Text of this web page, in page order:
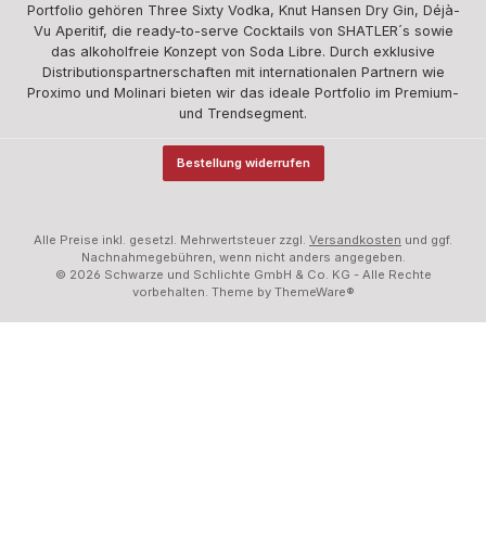
Portfolio gehören Three Sixty Vodka, Knut Hansen Dry Gin, Déjà-
Vu Aperitif, die ready-to-serve Cocktails von SHATLER´s sowie
das alkoholfreie Konzept von Soda Libre. Durch exklusive
Distributionspartnerschaften mit internationalen Partnern wie
Proximo und Molinari bieten wir das ideale Portfolio im Premium-
und Trendsegment.
Bestellung widerrufen
Alle Preise inkl. gesetzl. Mehrwertsteuer zzgl. Versandkosten und ggf.
Nachnahmegebühren, wenn nicht anders angegeben.
© 2026 Schwarze und Schlichte GmbH & Co. KG - Alle Rechte
vorbehalten. Theme by ThemeWare®